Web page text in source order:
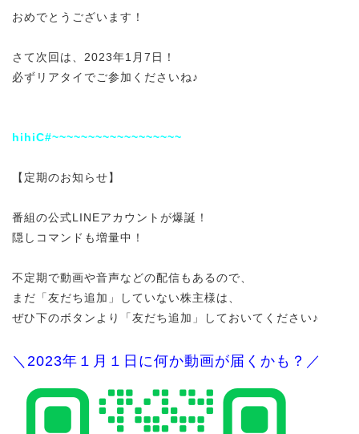
おめでとうございます！
さて次回は、2023年1月7日！
必ずリアタイでご参加くださいね♪
hihiC#~~~~~~~~~~~~~~~~~~
【定期のお知らせ】
番組の公式LINEアカウントが爆誕！
隠しコマンドも増量中！
不定期で動画や音声などの配信もあるので、
まだ「友だち追加」していない株主様は、
ぜひ下のボタンより「友だち追加」しておいてください♪
＼2023年１月１日に何か動画が届くかも？／